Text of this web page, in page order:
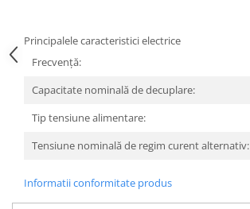
Principalele caracteristici electrice
Frecvenţă:
Capacitate nominală de decuplare:
Tip tensiune alimentare:
Tensiune nominală de regim curent alternativ:
Informatii conformitate produs